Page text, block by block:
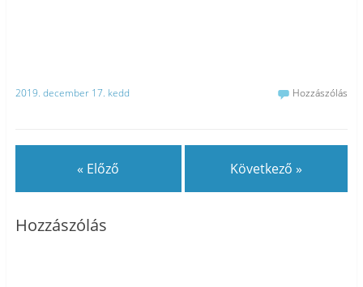
2019. december 17. kedd Hozzászólás
« Előző Következő »
Hozzászólás